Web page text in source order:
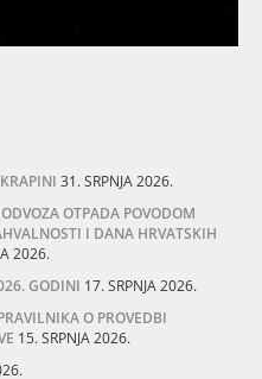
31. SRPNJA 2026.
OTPADA POVODOM
I DANA HRVATSKIH
2026.
GODINI 17. SRPNJA 2026.
O PROVEDBI
15. SRPNJA 2026.